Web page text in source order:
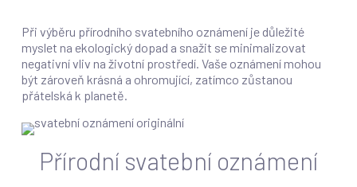
Při výběru přírodního svatebního oznámení je důležité
myslet na ekologický dopad a snažit se minimalizovat
negativní vliv na životní prostředí. Vaše oznámení mohou
být zároveň krásná a ohromující, zatímco zůstanou
přátelská k planetě.
Přírodní svatební oznámení